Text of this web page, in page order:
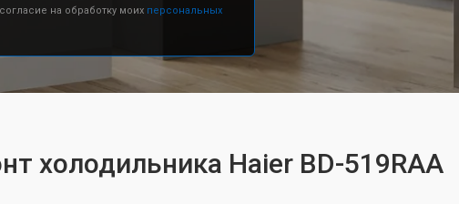
на обработку моих персональных
холодильника Haier BD-519RAA